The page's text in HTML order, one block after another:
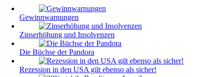
Gewinnwarnungen
Zinserhöhung und Insolvenzen
Die Büchse der Pandora
Rezession in den USA gilt ebenso als sicher!